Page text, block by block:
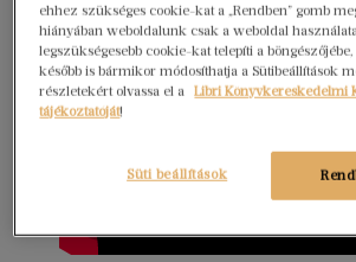
ehhez szükséges cookie-kat a „Rendben” gomb
hiányában weboldalunk csak a weboldal
legszükségesebb cookie-kat telepíti a
később is bármikor módosíthatja a Sütibeállítások
részletekért olvassa el a
Libri Könyvkereskedelmi
tájékoztatóját!
Süti beállítások